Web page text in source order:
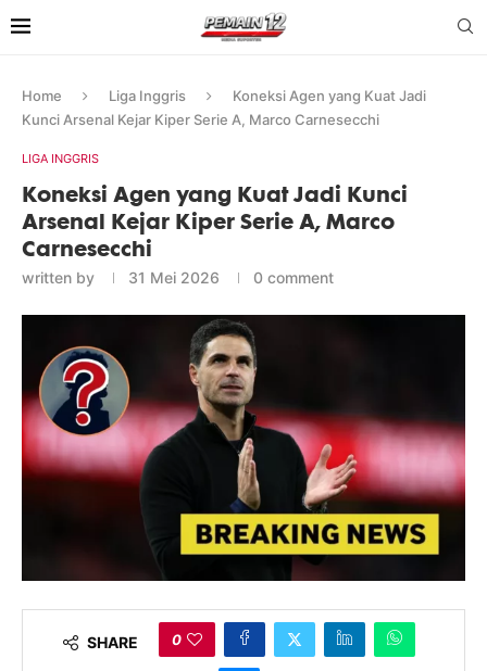
Home Liga Inggris
Koneksi Agen yang Kuat Jadi
Kunci Arsenal Kejar Kiper Serie A, Marco Carnesecchi
LIGA INGGRIS
Koneksi Agen yang Kuat Jadi Kunci
Arsenal Kejar Kiper Serie A, Marco
Carnesecchi
written by 31 Mei 2026 0 comment
SHARE 0